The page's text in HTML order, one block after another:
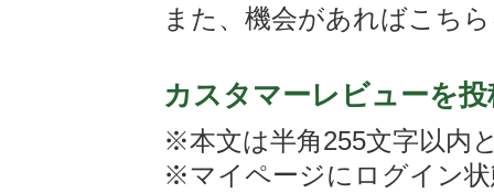
また、機会があればこち
カスタマーレビューを
※本文は半角255文字以内
※マイページにログイン